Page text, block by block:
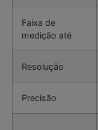
Faixa de
medição até
Resolução
Precisão